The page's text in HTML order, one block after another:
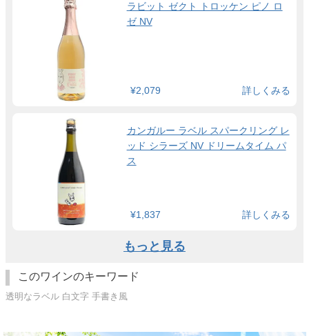
ラビット ゼクト トロッケン ピノ ロ
ゼ NV
¥2,079 詳しくみる
カンガルー ラベル スパークリング レ
ッド シラーズ NV ドリームタイム パ
ス
¥1,837 詳しくみる
もっと見る
このワインのキーワード
透明なラベル 白文字 手書き風